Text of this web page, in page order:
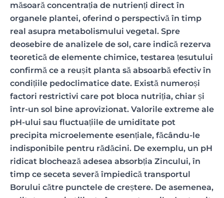
măsoară concentrația de nutrienți direct în
organele plantei, oferind o perspectivă în timp
real asupra metabolismului vegetal. Spre
deosebire de analizele de sol, care indică rezerva
teoretică de elemente chimice, testarea țesutului
confirmă ce a reușit planta să absoarbă efectiv în
condițiile pedoclimatice date. Există numeroși
factori restrictivi care pot bloca nutriția, chiar și
într-un sol bine aprovizionat. Valorile extreme ale
pH-ului sau fluctuațiile de umiditate pot
precipita microelemente esențiale, făcându-le
indisponibile pentru rădăcini. De exemplu, un pH
ridicat blochează adesea absorbția Zincului, în
timp ce seceta severă împiedică transportul
Borului către punctele de creștere. De asemenea,